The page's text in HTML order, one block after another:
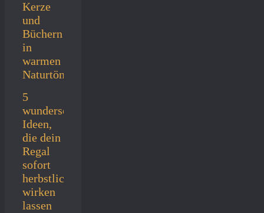
5
wunderschöne
Ideen,
die dein
Regal
sofort
herbstlich
wirken
lassen